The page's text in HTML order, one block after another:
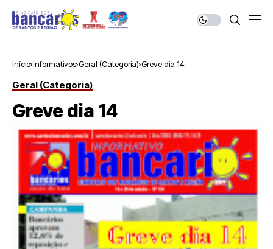
Início Informativos Geral (Categoria) Greve dia 14
Geral (Categoria)
Greve dia 14